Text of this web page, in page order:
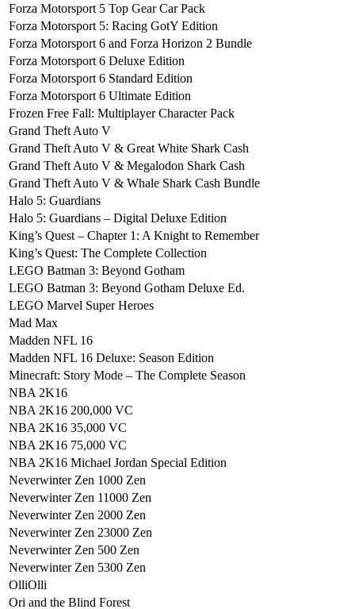
Forza Motorsport 5 Top Gear Car Pack
Forza Motorsport 5: Racing GotY Edition
Forza Motorsport 6 and Forza Horizon 2 Bundle
Forza Motorsport 6 Deluxe Edition
Forza Motorsport 6 Standard Edition
Forza Motorsport 6 Ultimate Edition
Frozen Free Fall: Multiplayer Character Pack
Grand Theft Auto V
Grand Theft Auto V & Great White Shark Cash
Grand Theft Auto V & Megalodon Shark Cash
Grand Theft Auto V & Whale Shark Cash Bundle
Halo 5: Guardians
Halo 5: Guardians – Digital Deluxe Edition
King’s Quest – Chapter 1: A Knight to Remember
King’s Quest: The Complete Collection
LEGO Batman 3: Beyond Gotham
LEGO Batman 3: Beyond Gotham Deluxe Ed.
LEGO Marvel Super Heroes
Mad Max
Madden NFL 16
Madden NFL 16 Deluxe: Season Edition
Minecraft: Story Mode – The Complete Season
NBA 2K16
NBA 2K16 200,000 VC
NBA 2K16 35,000 VC
NBA 2K16 75,000 VC
NBA 2K16 Michael Jordan Special Edition
Neverwinter Zen 1000 Zen
Neverwinter Zen 11000 Zen
Neverwinter Zen 2000 Zen
Neverwinter Zen 23000 Zen
Neverwinter Zen 500 Zen
Neverwinter Zen 5300 Zen
OlliOlli
Ori and the Blind Forest